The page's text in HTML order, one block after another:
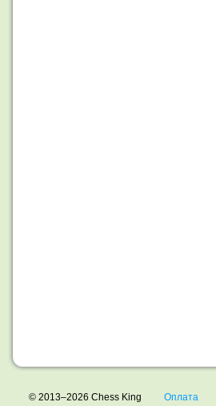
© 2013–2026 Chess King Оплата